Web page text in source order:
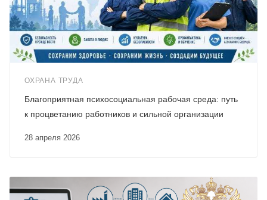
ОХРАНА ТРУДА
28 апреля 2026
Благоприятная психосоциальная рабочая среда: путь
к процветанию работников и сильной организации